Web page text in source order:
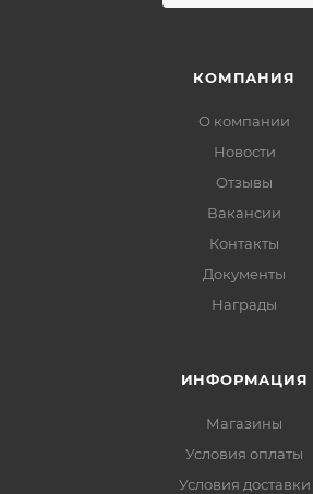
КОМПАНИЯ
О компании
Новости
Отзывы
Вакансии
Контакты
Документы
Награды
ИНФОРМАЦИЯ
Магазины
Условия оплаты
Условия доставки